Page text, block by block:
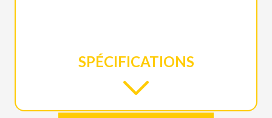
SPÉCIFICATIONS